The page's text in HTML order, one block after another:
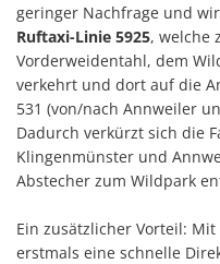
geringer Nachfrage und
Ruftaxi-Linie 5925, welche
Vorderweidentahl, dem
verkehrt und dort auf die
531 (von/nach Annweiler
Dadurch verkürzt sich die
Klingenmünster und
Abstecher zum Wildpark
Ein zusätzlicher Vorteil:
erstmals eine schnelle